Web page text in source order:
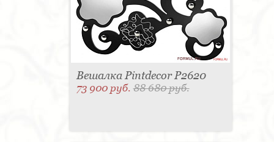
Вешалка Pintdecor P2620
73 900 руб.88 680 руб.